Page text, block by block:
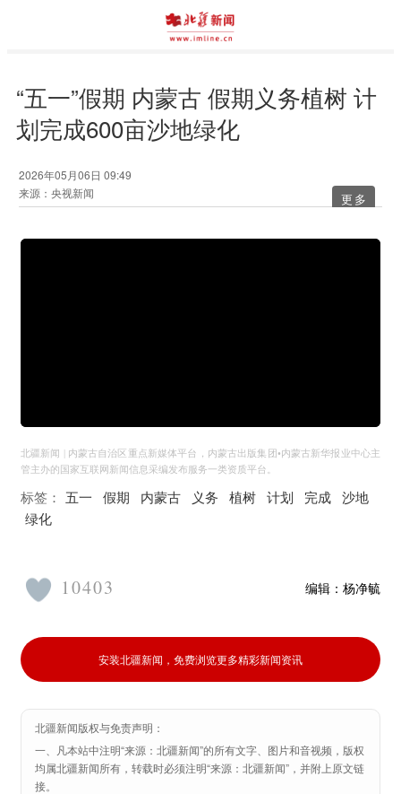
“五一”假期 内蒙古 假期义务植树 计
划完成600亩沙地绿化
2026年05月06日 09:49
来源：央视新闻
更多
北疆新闻 | 内蒙古自治区重点新媒体平台，内蒙古出版集团•内蒙古新华报业中心主
管主办的国家互联网新闻信息采编发布服务一类资质平台。
标签： 五一 假期 内蒙古 义务 植树 计划 完成 沙地
绿化
编辑： 杨净毓
10403
安装北疆新闻，免费浏览更多精彩新闻资讯
北疆新闻版权与免责声明：
一、凡本站中注明“来源：北疆新闻”的所有文字、图片和音视频，版权
均属北疆新闻所有，转载时必须注明“来源：北疆新闻”，并附上原文链
接。